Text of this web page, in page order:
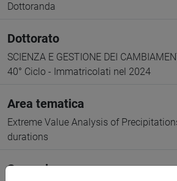
Dottoranda
Dottorato
SCIENZA E GESTIONE DEI
40° Ciclo - Immatricolati nel 2024
Area tematica
Extreme Value Analysis of
durations
Supervisore